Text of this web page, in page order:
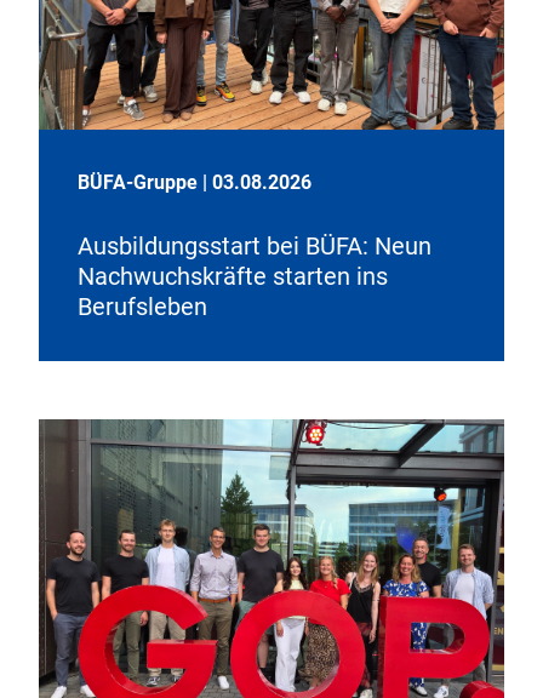
BÜFA-Gruppe | 03.08.2026
Ausbildungsstart bei BÜFA: Neun
Nachwuchskräfte starten ins
Berufsleben